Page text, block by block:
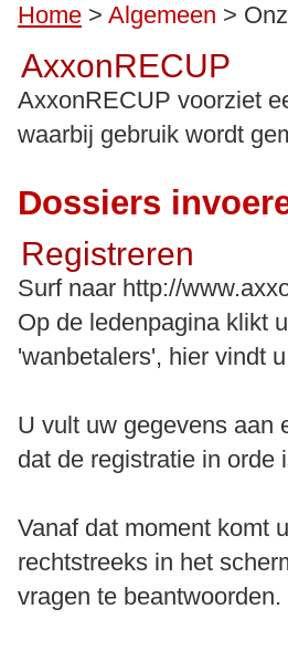
Home > Algemeen >
AxxonRECUP
AxxonRECUP voorziet
waarbij gebruik wordt
Dossiers
Registreren
Surf naar http://
Op de ledenpagina klikt
'wanbetalers', hier vindt
U vult uw gegevens aan
dat de registratie in orde
Vanaf dat moment komt
rechtstreeks in het
vragen te beantwoorden.